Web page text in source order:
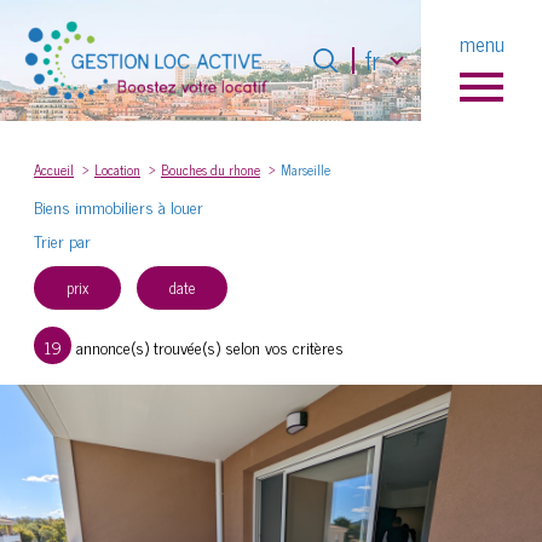
menu
fr
Accueil 0 Langue
fr
Accueil Location Bouches du rhone Marseille
Biens immobiliers à louer
Trier par
prix date
19 annonce(s) trouvée(s) selon vos critères